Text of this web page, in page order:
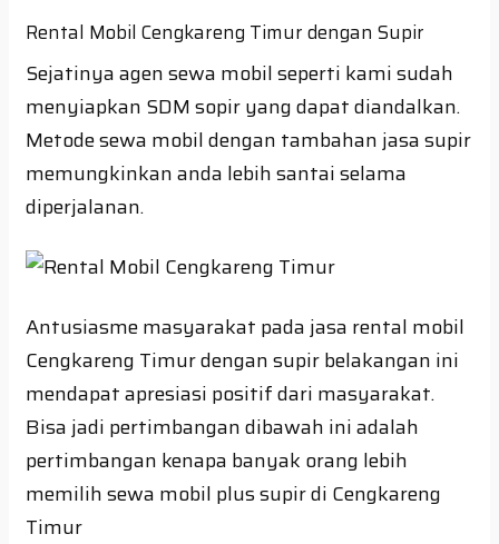
Rental Mobil Cengkareng Timur dengan Supir
Sejatinya agen sewa mobil seperti kami sudah
menyiapkan SDM sopir yang dapat diandalkan.
Metode sewa mobil dengan tambahan jasa supir
memungkinkan anda lebih santai selama
diperjalanan.
Antusiasme masyarakat pada jasa rental mobil
Cengkareng Timur dengan supir belakangan ini
mendapat apresiasi positif dari masyarakat.
Bisa jadi pertimbangan dibawah ini adalah
pertimbangan kenapa banyak orang lebih
memilih sewa mobil plus supir di Cengkareng
Timur